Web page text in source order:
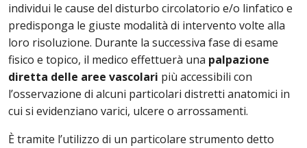
individui le cause del disturbo circolatorio e/o linfatico e
predisponga le giuste modalità di intervento volte alla
loro risoluzione. Durante la successiva fase di esame
fisico e topico, il medico effettuerà una palpazione
diretta delle aree vascolari più accessibili con
l’osservazione di alcuni particolari distretti anatomici in
cui si evidenziano varici, ulcere o arrossamenti.
È tramite l’utilizzo di un particolare strumento detto